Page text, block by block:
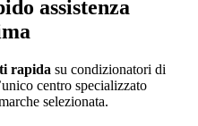
assistenza
rapida su condizionatori di
centro specializzato
selezionata.